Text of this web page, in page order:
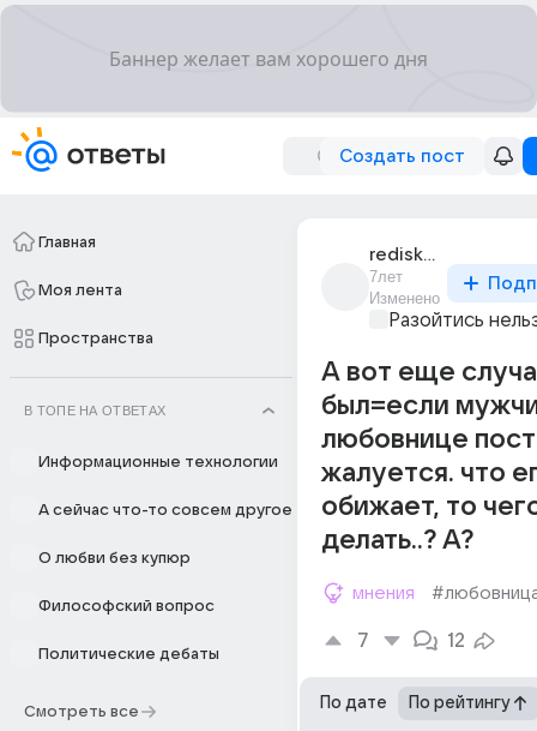
Создать пост
Главная
Моя лента
Пространства
В ТОПЕ НА ОТВЕТАХ
Информационные технологии
А сейчас что-то совсем другое
О любви без купюр
Философский вопрос
Политические дебаты
Смотреть все
rediska_ne_lenka
7лет
Изменено
Разойтись
А вот еще
был=если
любовнице
жалуется. что
обижает, то
делать..? А?
мнения
7 12
По дате По рейтингу